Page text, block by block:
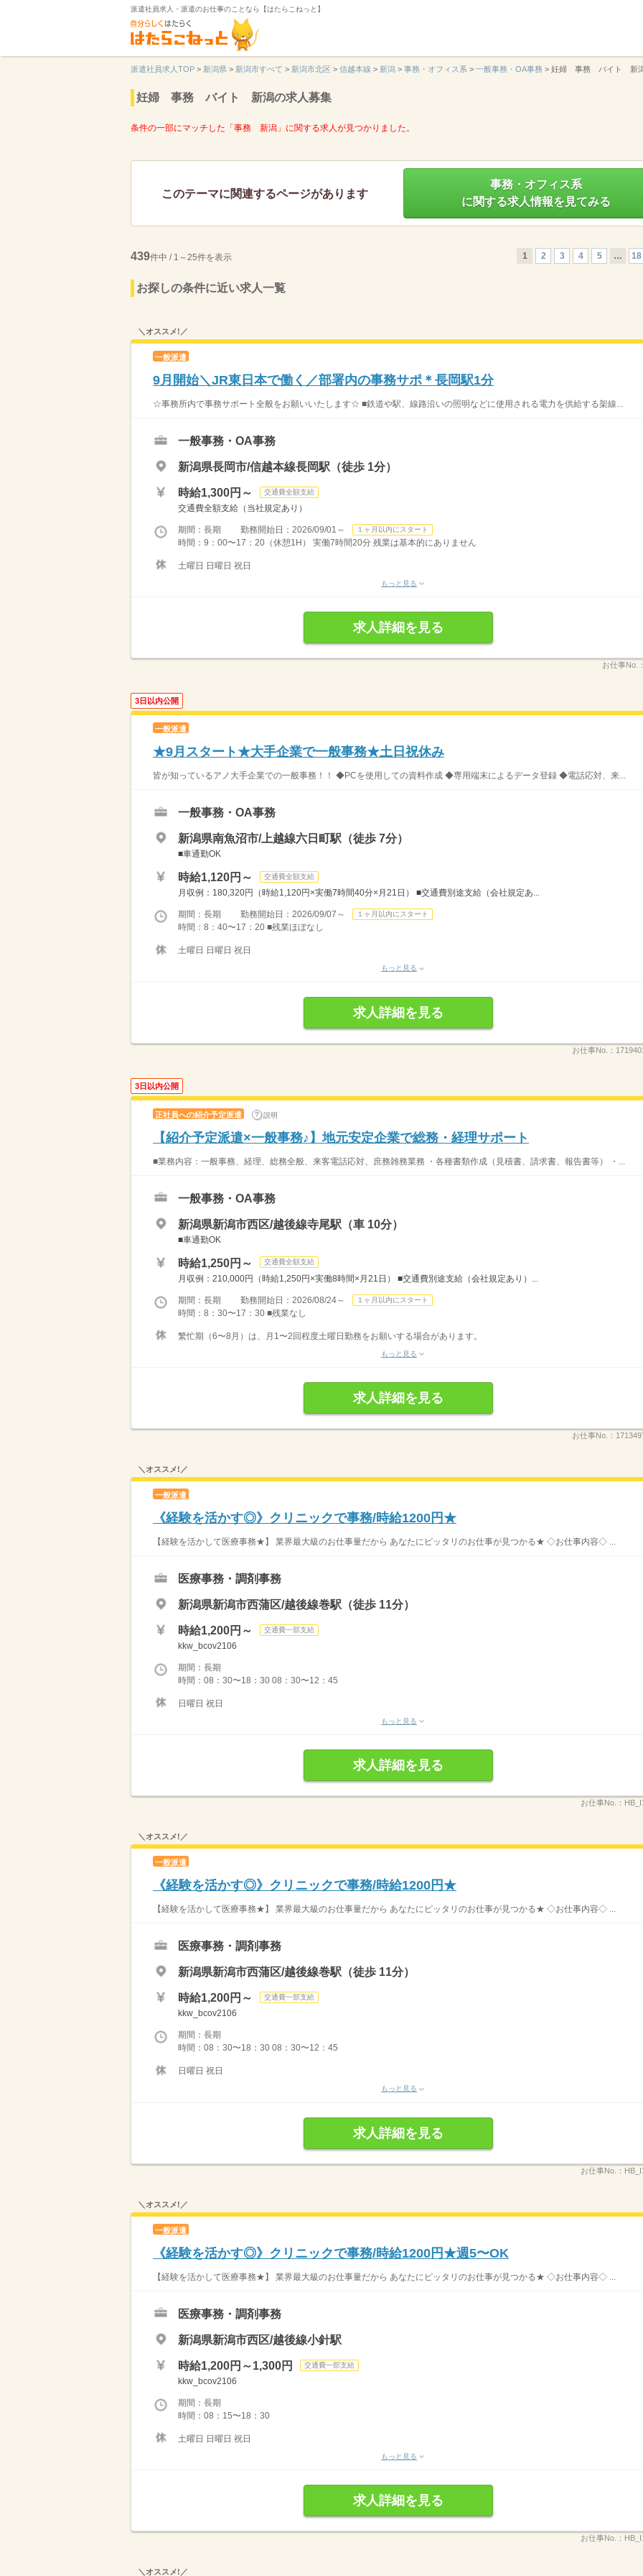
派遣社員求人・派遣のお仕事のことなら【はたらこねっと】
派遣社員求人TOP > 新潟県 > 新潟市すべて > 新潟市北区 > 信越本線 > 新潟 > 事務・オフィス系 > 一般事務・OA事務 > 妊婦 事務 バイト 新
妊婦 事務 バイト 新潟の求人募集
条件の一部にマッチした「事務 新潟」に関する求人が見つかりました。
このテーマに関連するページがあります
事務・オフィス系
に関する求人情報を見てみる
439件中 / 1～25件を表示 1 2 3 4 5 … 18
お探しの条件に近い求人一覧
＼オススメ!／
一般派遣
9月開始＼JR東日本で働く／部署内の事務サポ＊長岡駅1分
☆事務所内で事務サポート全般をお願いいたします☆ ■鉄道や駅、線路沿いの照明などに使用される電力を供給する架線...
一般事務・OA事務
新潟県長岡市/信越本線長岡駅（徒歩 1分）
時給1,300円～ 交通費全額支給
交通費全額支給（当社規定あり）
期間：長期 勤務開始日：2026/09/01～ １ヶ月以内にスタート
時間：9：00〜17：20（休憩1H） 実働7時間20分 残業は基本的にありません
土曜日 日曜日 祝日
もっと見る
求人詳細を見る
お仕事No.：
3日以内公開
一般派遣
★9月スタート★大手企業で一般事務★土日祝休み
皆が知っているアノ大手企業での一般事務！！ ◆PCを使用しての資料作成 ◆専用端末によるデータ登録 ◆電話応対、来...
一般事務・OA事務
新潟県南魚沼市/上越線六日町駅（徒歩 7分）
■車通勤OK
時給1,120円～ 交通費全額支給
月収例：180,320円（時給1,120円×実働7時間40分×月21日） ■交通費別途支給（会社規定あ...
期間：長期 勤務開始日：2026/09/07～ １ヶ月以内にスタート
時間：8：40〜17：20 ■残業ほぼなし
土曜日 日曜日 祝日
もっと見る
求人詳細を見る
お仕事No.：
3日以内公開
正社員への紹介予定派遣 説明
【紹介予定派遣×一般事務♪】地元安定企業で総務・経理サポート
■業務内容：一般事務、経理、総務全般、来客電話応対、庶務雑務業務 ・各種書類作成（見積書、請求書、報告書等） ・...
一般事務・OA事務
新潟県新潟市西区/越後線寺尾駅（車 10分）
■車通勤OK
時給1,250円～ 交通費全額支給
月収例：210,000円（時給1,250円×実働8時間×月21日） ■交通費別途支給（会社規定あり）...
期間：長期 勤務開始日：2026/08/24～ １ヶ月以内にスタート
時間：8：30〜17：30 ■残業なし
繁忙期（6〜8月）は、月1〜2回程度土曜日勤務をお願いする場合があります。
もっと見る
求人詳細を見る
お仕事No.：
＼オススメ!／
一般派遣
《経験を活かす◎》クリニックで事務/時給1200円★
【経験を活かして医療事務★】 業界最大級のお仕事量だから あなたにピッタリのお仕事が見つかる★ ◇お仕事内容◇ ...
医療事務・調剤事務
新潟県新潟市西蒲区/越後線巻駅（徒歩 11分）
時給1,200円～ 交通費一部支給
kkw_bcov2106
期間：長期
時間：08：30〜18：30 08：30〜12：45
日曜日 祝日
もっと見る
求人詳細を見る
お仕事No.：
＼オススメ!／
一般派遣
《経験を活かす◎》クリニックで事務/時給1200円★
【経験を活かして医療事務★】 業界最大級のお仕事量だから あなたにピッタリのお仕事が見つかる★ ◇お仕事内容◇ ...
医療事務・調剤事務
新潟県新潟市西蒲区/越後線巻駅（徒歩 11分）
時給1,200円～ 交通費一部支給
kkw_bcov2106
期間：長期
時間：08：30〜18：30 08：30〜12：45
日曜日 祝日
もっと見る
求人詳細を見る
お仕事No.：
＼オススメ!／
一般派遣
《経験を活かす◎》クリニックで事務/時給1200円★週5〜OK
【経験を活かして医療事務★】 業界最大級のお仕事量だから あなたにピッタリのお仕事が見つかる★ ◇お仕事内容◇ ...
医療事務・調剤事務
新潟県新潟市西区/越後線小針駅
時給1,200円～1,300円 交通費一部支給
kkw_bcov2106
期間：長期
時間：08：15〜18：30
土曜日 日曜日 祝日
もっと見る
求人詳細を見る
お仕事No.：
＼オススメ!／